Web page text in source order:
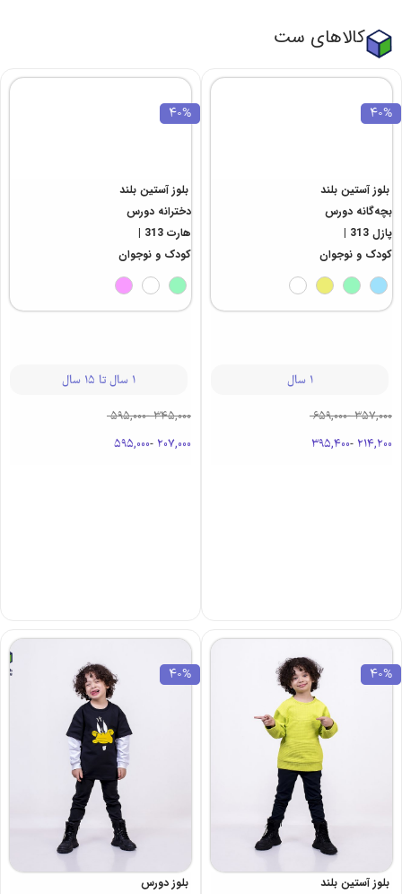
کالاهای ست
40%
بلوز آستین بلند
بچه‌گانه دورس
پازل 313 |
کودک و نوجوان
1 سال
357,000
-
659,000
214,200
-
395,400
40%
بلوز آستین بلند
دخترانه دورس
هارت 313 |
کودک و نوجوان
1 سال تا 15 سال
345,000
-
595,000
207,000
-
595,000
40%
بلوز آستین بلند
40%
بلوز دورس